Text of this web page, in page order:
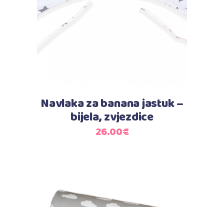
Navlaka za banana jastuk –
bijela, zvjezdice
26.00€